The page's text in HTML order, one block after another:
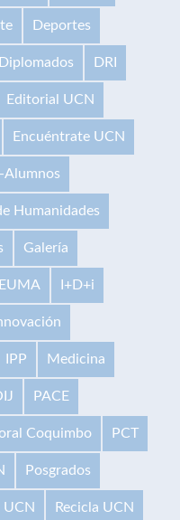
Deportes
Diplomados DRI
Editorial UCN
Encuéntrate UCN
Alumnos
Humanidades
Galería
I+D+i
IPP Medicina
PACE
Coquimbo PCT
Posgrados
UCN Recicla UCN